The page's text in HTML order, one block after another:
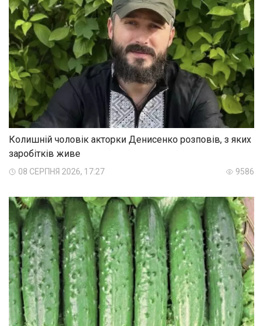
Колишній чоловік акторки Денисенко розповів, з яких
заробітків живе
08 СЕРПНЯ 2026, 17:27 9586